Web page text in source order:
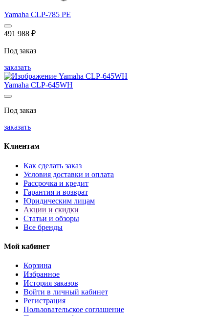
Yamaha CLP-785 PE
491 988 ₽
Под заказ
заказать
Yamaha CLP-645WH
Под заказ
заказать
Клиентам
Как сделать заказ
Условия доставки и оплата
Рассрочка и кредит
Гарантия и возврат
Юридическим лицам
Акции и скидки
Статьи и обзоры
Все бренды
Мой кабинет
Корзина
Избранное
История заказов
Войти в личный кабинет
Регистрация
Пользовательское соглашение